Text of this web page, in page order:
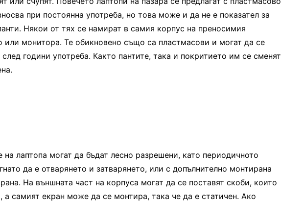
при постоянна употреба, но това може и да не е показател за
Някои от тях се намират в самия корпус на преносимия
или монитора. Те обикновено също са пластмасови и могат да се
след години употреба. Както пантите, така и покритието им се сменят
на лаптопа могат да бъдат лесно разрешени, като периодичното
да е отварянето и затварянето, или с допълнително монтирана
На външната част на корпуса могат да се поставят скоби, които
а самият екран може да се монтира, така че да е статичен. Ако